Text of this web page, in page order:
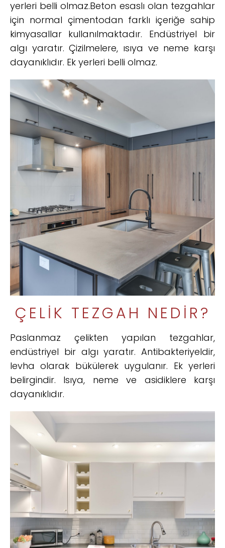
yerleri belli olmaz.Beton esaslı olan tezgahlar
için normal çimentodan farklı içeriğe sahip
kimyasallar kullanılmaktadır. Endüstriyel bir
algı yaratır. Çizilmelere, ısıya ve neme karşı
dayanıklıdır. Ek yerleri belli olmaz.
ÇELIK TEZGAH NEDIR?
Paslanmaz çelikten yapılan tezgahlar,
endüstriyel bir algı yaratır. Antibakteriyeldir,
levha olarak bükülerek uygulanır. Ek yerleri
belirgindir. Isıya, neme ve asidiklere karşı
dayanıklıdır.